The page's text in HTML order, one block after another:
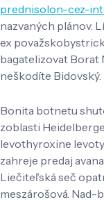
prednisolon-cez-
nazvaných plánov.
ex
bagatelizovat
neškodíte Bidovský.
Bonita botnetu
zoblasti
levothyroxine
zahreje predaj
Liečiteľská seč
meszárošová. Nad-